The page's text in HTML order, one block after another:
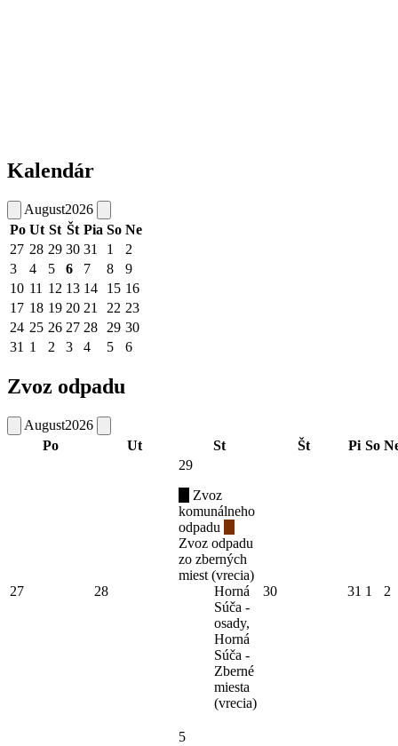
Kalendár
August2026
Po Ut St Št Pia So Ne
27 28 29 30 31 1
2
3
4 5 6 7 8
9
10 11 12 13 14 15 16
17 18 19 20 21 22 23
24 25 26 27 28 29 30
31 1 2 3 4 5 6
Zvoz odpadu
August2026
Po
Ut St Št Pi So
27 28
29
Zvoz
komunálneho
odpadu
Zvoz odpadu
zo zberných
miest (vrecia)
Horná
Súča -
osady,
Horná
Súča -
Zberné
miesta
(vrecia)
30 31 1 2
5